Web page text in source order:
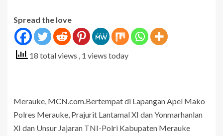
Spread the love
18 total views , 1 views today
Merauke, MCN.com.Bertempat di Lapangan Apel Mako
Polres Merauke, Prajurit Lantamal XI dan Yonmarhanlan
XI dan Unsur Jajaran TNI-Polri Kabupaten Merauke